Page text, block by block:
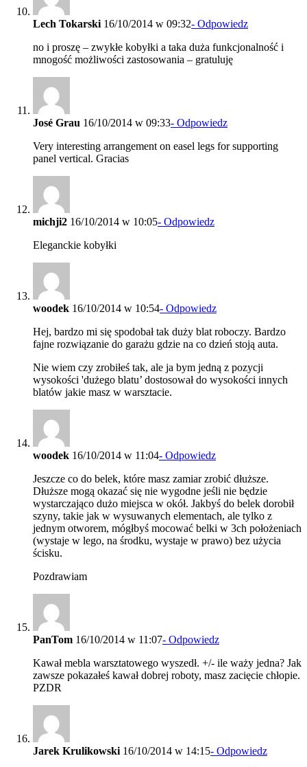
Lech Tokarski 16/10/2014 w 09:32- Odpowiedz
no i proszę – zwykłe kobyłki a taka duża funkcjonalność i
mnogość możliwości zastosowania – gratuluję
José Grau 16/10/2014 w 09:33- Odpowiedz
Very interesting arrangement on easel legs for supporting
panel vertical. Gracias
michji2 16/10/2014 w 10:05- Odpowiedz
Eleganckie kobyłki
woodek 16/10/2014 w 10:54- Odpowiedz
Hej, bardzo mi się spodobał tak duży blat roboczy. Bardzo
fajne rozwiązanie do garażu gdzie na co dzień stoją auta.
Nie wiem czy zrobiłeś tak, ale ja bym jedną z pozycji
wysokości 'dużego blatu’ dostosował do wysokości innych
blatów jakie masz w warsztacie.
woodek 16/10/2014 w 11:04- Odpowiedz
Jeszcze co do belek, które masz zamiar zrobić dłuższe.
Dłuższe mogą okazać się nie wygodne jeśli nie będzie
wystarczająco dużo miejsca w okół. Jakbyś do belek dorobił
szyny, takie jak w wysuwanych elementach, ale tylko z
jednym otworem, mógłbyś mocować belki w 3ch położeniach
(wystaje w lego, na środku, wystaje w prawo) bez użycia
ścisku.
Pozdrawiam
PanTom 16/10/2014 w 11:07- Odpowiedz
Kawał mebla warsztatowego wyszedł. +/- ile waży jedna? Jak
zawsze pokazałeś kawał dobrej roboty, masz zacięcie chłopie.
PZDR
Jarek Krulikowski 16/10/2014 w 14:15- Odpowiedz